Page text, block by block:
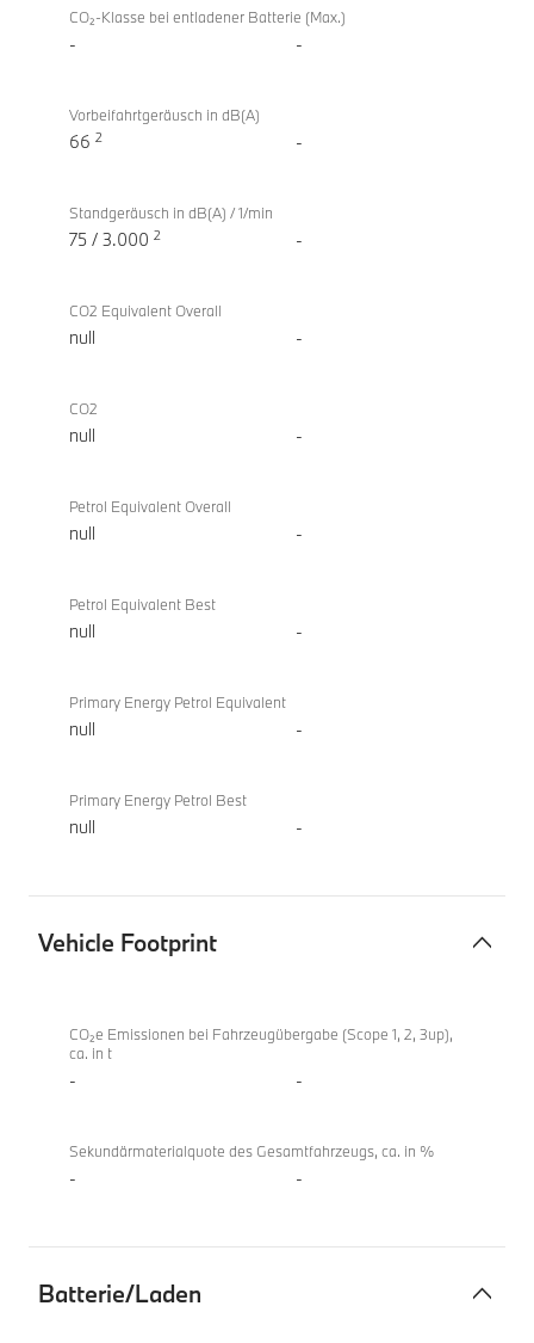
CO₂-Klasse bei entladener Batterie (Max.)
- -
Vorbeifahrtgeräusch in dB(A)
66 2 -
Standgeräusch in dB(A) / 1/min
75 / 3.000 2 -
CO2 Equivalent Overall
null -
CO2
null -
Petrol Equivalent Overall
null -
Petrol Equivalent Best
null -
Primary Energy Petrol Equivalent
null -
Primary Energy Petrol Best
null -
Vehicle Footprint
Footprint
218d
Gran
Coupé
CO₂e Emissionen bei Fahrzeugübergabe (Scope 1, 2, 3up),
ca. in t
- -
Sekundärmaterialquote des Gesamtfahrzeugs, ca. in %
- -
Batterie/Laden